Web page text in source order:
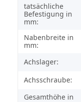
tatsächliche
Befestigung in
mm:
Nabenbreite in
mm:
Achslager:
Achsschraube:
Gesamthöhe in